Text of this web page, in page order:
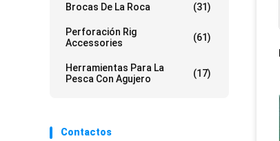
Brocas De La Roca (31)
Perforación Rig
Accessories
(61)
Herramientas Para La
Pesca Con Agujero
(17)
Contactos